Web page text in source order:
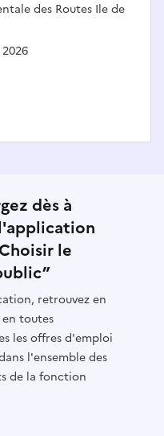
des Routes Ile de
de mission
dès à
le
retrouvez en
toutes
les offres d'emploi
l'ensemble des
de la fonction